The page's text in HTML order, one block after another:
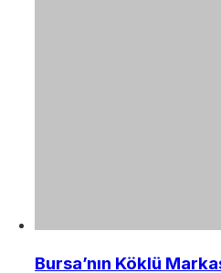
Bursa’nın Köklü